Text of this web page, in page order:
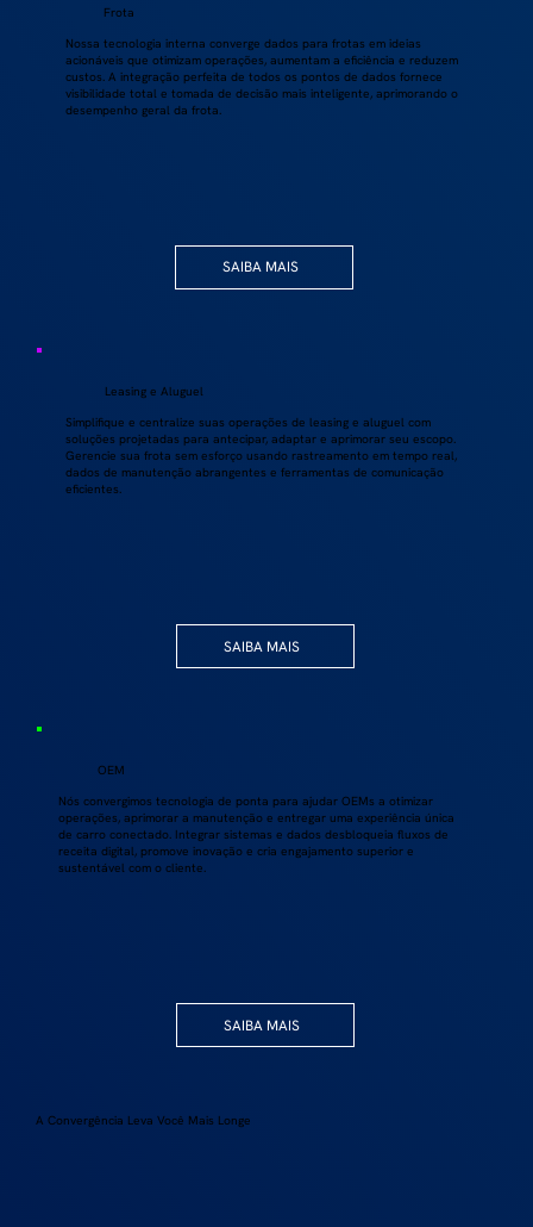
Frota
Nossa tecnologia interna converge dados para frotas em ideias
acionáveis que otimizam operações, aumentam a eficiência e reduzem
custos. A integração perfeita de todos os pontos de dados fornece
visibilidade total e tomada de decisão mais inteligente, aprimorando o
desempenho geral da frota.
SAIBA MAIS
Leasing e Aluguel
Simplifique e centralize suas operações de leasing e aluguel com
soluções projetadas para antecipar, adaptar e aprimorar seu escopo.
Gerencie sua frota sem esforço usando rastreamento em tempo real,
dados de manutenção abrangentes e ferramentas de comunicação
eficientes.
SAIBA MAIS
OEM
Nós convergimos tecnologia de ponta para ajudar OEMs a otimizar
operações, aprimorar a manutenção e entregar uma experiência única
de carro conectado. Integrar sistemas e dados desbloqueia fluxos de
receita digital, promove inovação e cria engajamento superior e
sustentável com o cliente.
SAIBA MAIS
A Convergência Leva Você Mais Longe